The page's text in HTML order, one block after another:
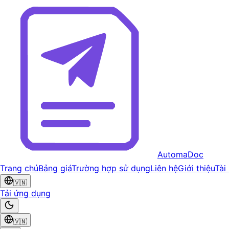
AutomaDoc
Trang chủBảng giáTrường hợp sử dụngLiên hệGiới thiệu
🇻🇳
Tải ứng dụng
🇻🇳